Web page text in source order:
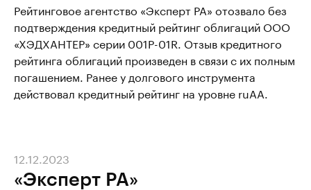
Рейтинговое агентство «Эксперт РА» отозвало без
подтверждения кредитный рейтинг облигаций ООО
«ХЭДХАНТЕР» серии 001Р-01R. Отзыв кредитного
рейтинга облигаций произведен в связи с их полным
погашением. Ранее у долгового инструмента
действовал кредитный рейтинг на уровне ruAA.
«Эксперт РА»
12.12.2023